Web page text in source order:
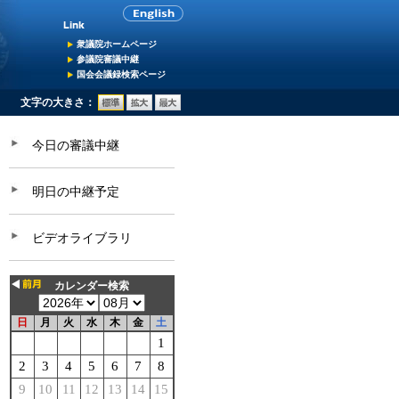
衆議院ホームページ
参議院審議中継
国会会議録検索ページ
文字の大きさ：
今日の審議中継
明日の中継予定
ビデオライブラリ
カレンダー検索
日 月 火 水 木 金 土
1
2
3 4 5 6 7
8
9
10 11 12 13 14
15